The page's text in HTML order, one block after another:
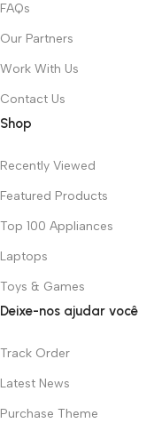
FAQs
Our Partners
Work With Us
Contact Us
Shop
Recently Viewed
Featured Products
Top 100 Appliances
Laptops
Toys & Games
Deixe-nos ajudar você
Track Order
Latest News
Purchase Theme